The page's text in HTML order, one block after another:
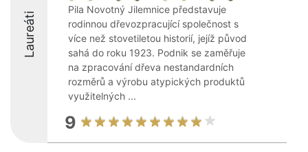
Laureáti
Pila Novotný Jilemnice představuje
rodinnou dřevozpracující společnost s
více než stovetiletou historií, jejíž původ
sahá do roku 1923. Podnik se zaměřuje
na zpracování dřeva nestandardních
rozměrů a výrobu atypických produktů
využitelných ...
9